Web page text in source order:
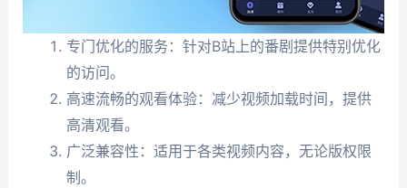
专门优化的服务：针对B站上的番剧提供特别优化
的访问。
高速流畅的观看体验：减少视频加载时间，提供
高清观看。
广泛兼容性：适用于各类视频内容，无论版权限
制。